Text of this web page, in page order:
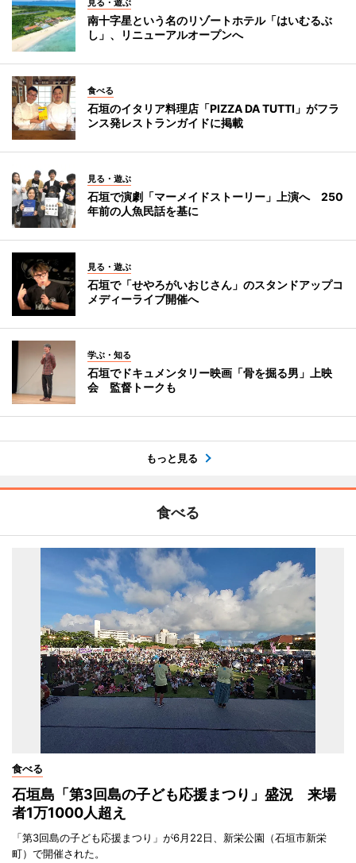
南十字星という名のリゾートホテル「はいむるぶ
し」、リニューアルオープンへ
食べる
石垣のイタリア料理店「PIZZA DA TUTTI」がフラ
ンス発レストランガイドに掲載
見る・遊ぶ
石垣で演劇「マーメイドストーリー」上演へ 250
年前の人魚民話を基に
見る・遊ぶ
石垣で「せやろがいおじさん」のスタンドアップコ
メディーライブ開催へ
学ぶ・知る
石垣でドキュメンタリー映画「骨を掘る男」上映
会 監督トークも
もっと見る
食べる
食べる
石垣島「第3回島の子ども応援まつり」盛況 来場
者1万1000人超え
「第3回島の子ども応援まつり」が6月22日、新栄公園（石垣市新栄
町）で開催された。